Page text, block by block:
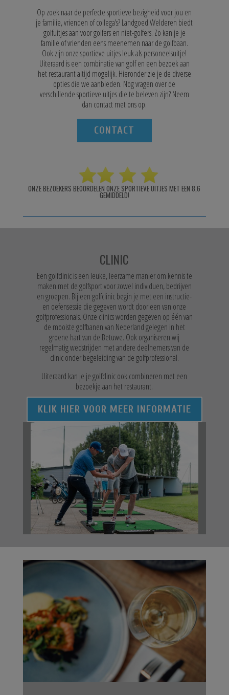
Op zoek naar de perfecte sportieve bezigheid voor jou en
je familie, vrienden of collega’s? Landgoed Welderen biedt
golfuitjes aan voor golfers en niet-golfers. Zo kan je je
familie of vrienden eens meenemen naar de golfbaan.
Ook zijn onze sportieve uitjes leuk als personeelsuitje!
Uiteraard is een combinatie van golf en een bezoek aan
het restaurant altijd mogelijk. Hieronder zie je de diverse
opties die we aanbieden. Nog vragen over de
verschillende sportieve uitjes die te beleven zijn? Neem
dan contact met ons op.
CONTACT
ONZE BEZOEKERS BEOORDELEN ONZE SPORTIEVE UITJES MET EEN 8,6
GEMIDDELD!
CLINIC
Een golfclinic is een leuke, leerzame manier om kennis te
maken met de golfsport voor zowel individuen, bedrijven
en groepen. Bij een golfclinic begin je met een instructie-
en oefensessie die gegeven wordt door een van onze
golfprofessionals. Onze clinics worden gegeven op één van
de mooiste golfbanen van Nederland gelegen in het
groene hart van de Betuwe. Ook organiseren wij
regelmatig wedstrijden met andere deelnemers van de
clinic onder begeleiding van de golfprofessional.
Uiteraard kan je je golfclinic ook combineren met een
bezoekje aan het restaurant.
KLIK HIER VOOR MEER INFORMATIE